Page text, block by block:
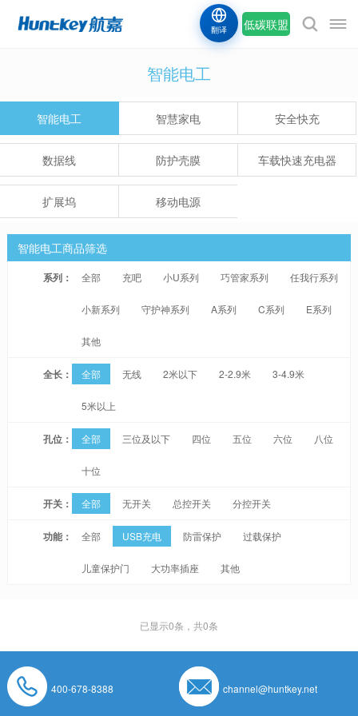
低碳联盟
翻译
智能电工
智能电工 智慧家电 安全快充
数据线 防护壳膜 车载快速充电器
扩展坞 移动电源
智能电工商品筛选
系列： 全部 充吧 小U系列 巧管家系列 任我行系列
小新系列 守护神系列 A系列 C系列 E系列
其他
全长： 全部 无线 2米以下 2-2.9米 3-4.9米
5米以上
孔位： 全部 三位及以下 四位 五位 六位 八位
十位
开关： 全部 无开关 总控开关 分控开关
功能： 全部 USB充电 防雷保护 过载保护
儿童保护门 大功率插座 其他
已显示0条，共0条
400-678-8388 channel@huntkey.net